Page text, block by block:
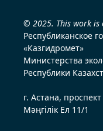
© 2025. This work is
Республиканское
«Казгидромет»
Министерства
Республики
г. Астана, проспект
Мәңгілік Ел 11/1